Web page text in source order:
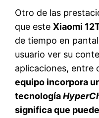
Otro de las
que este Xiaomi
de tiempo en
usuario ver su
aplicaciones, entre
equipo incorpora
tecnología
significa que